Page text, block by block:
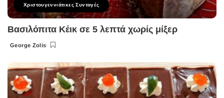
Χριστουγεννιάτικες Συνταγές
Βασιλόπιτα Κέικ σε 5 λεπτά χωρίς μίξερ
Posted
George Zolis